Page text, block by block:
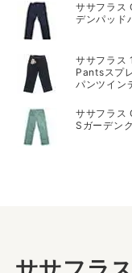
ササフラス
デンパッド
ササフラ
Pantsスプ
パンツイン
ササフラス
Sガーデン